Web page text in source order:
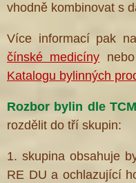
vhodně kombinovat s
Více informací pak
čínské medicíny
Katalogu bylinných
Rozbor bylin dle
rozdělit do tří skupin:
1. skupina obsahuje
RE DU a ochlazující